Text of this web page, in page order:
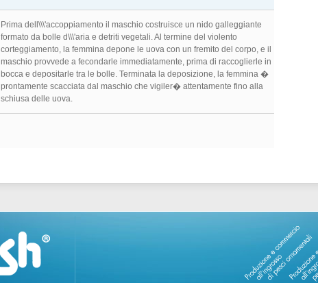
Prima dell\\\'accoppiamento il maschio costruisce un nido galleggiante
formato da bolle d\\\'aria e detriti vegetali. Al termine del violento
corteggiamento, la femmina depone le uova con un fremito del corpo, e il
maschio provvede a fecondarle immediatamente, prima di raccoglierle in
bocca e depositarle tra le bolle. Terminata la deposizione, la femmina �
prontamente scacciata dal maschio che vigiler� attentamente fino alla
schiusa delle uova.